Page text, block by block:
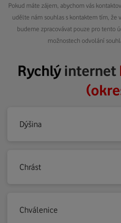
Pokud máte zájem, abychom vás
udělte nám souhlas s kontaktem tím,
budeme zpracovávat pouze pro tento
možnostech odvolání
Rychlýinternet
Dýšina
Chrást
Chválenice